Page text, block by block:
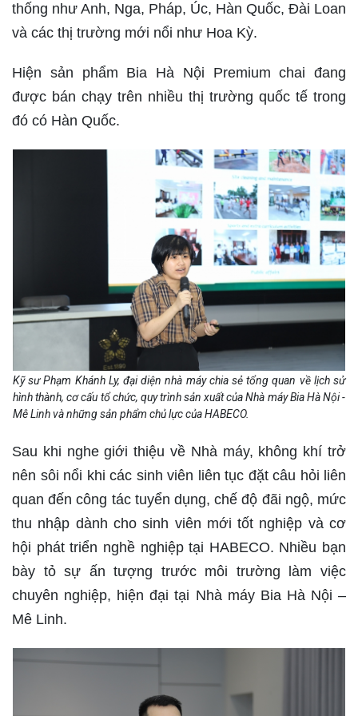
thống như Anh, Nga, Pháp, Úc, Hàn Quốc, Đài Loan
và các thị trường mới nổi như Hoa Kỳ.
Hiện sản phẩm Bia Hà Nội Premium chai đang
được bán chạy trên nhiều thị trường quốc tế trong
đó có Hàn Quốc.
Kỹ sư Phạm Khánh Ly, đại diện nhà máy chia sẻ tổng quan về lịch sử
hình thành, cơ cấu tổ chức, quy trình sản xuất của Nhà máy Bia Hà Nội -
Mê Linh và những sản phẩm chủ lực của HABECO.
Sau khi nghe giới thiệu về Nhà máy, không khí trở
nên sôi nổi khi các sinh viên liên tục đặt câu hỏi liên
quan đến công tác tuyển dụng, chế độ đãi ngộ, mức
thu nhập dành cho sinh viên mới tốt nghiệp và cơ
hội phát triển nghề nghiệp tại HABECO. Nhiều bạn
bày tỏ sự ấn tượng trước môi trường làm việc
chuyên nghiệp, hiện đại tại Nhà máy Bia Hà Nội –
Mê Linh.